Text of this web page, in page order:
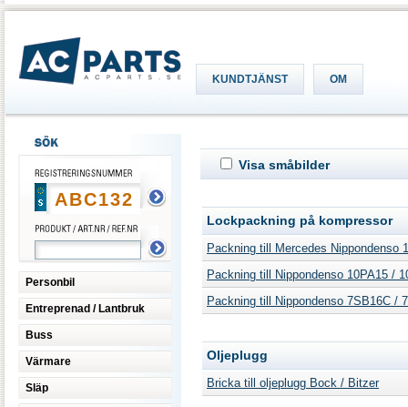
KUNDTJÄNST OM
Personbil
Entreprenad / Lantbruk
Buss
Värmare
Släp
Visa småbilder
Lockpackning på kompressor
Packning till Mercedes Nippondenso
Packning till Nippondenso 10PA15 /
Packning till Nippondenso 7SB16C /
Oljeplugg
Bricka till oljeplugg Bock / Bitzer